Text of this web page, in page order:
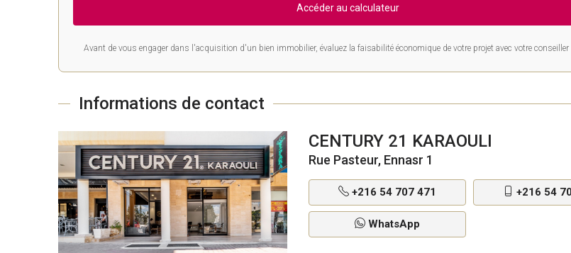
Accéder au calculateur
Avant de vous engager dans l'acquisition d'un bien immobilier, évaluez la faisabilité économique de votre projet avec votre conseiller
Informations de contact
CENTURY 21 KARAOULI
Rue Pasteur, Ennasr 1
+216 54 707 471 +216 54
WhatsApp